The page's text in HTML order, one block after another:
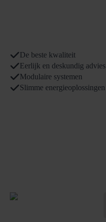
De beste kwaliteit
Eerlijk en deskundig advies
Modulaire systemen
Slimme energieoplossingen